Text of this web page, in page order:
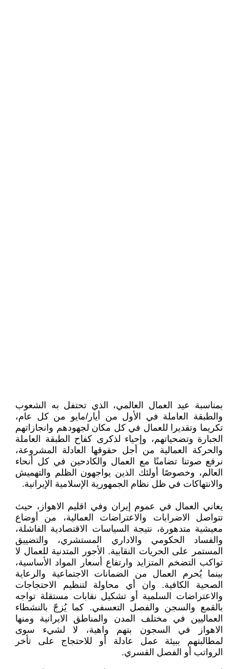
بمناسبة عيد العمال العالمي، الذي تحتفل به الشعوب
والطبقة العاملة في الأول من أيار/مايو من كل عام،
تكريما وتقديرا للعمال في كل مكان لجهودهم وانجازاتهم
الجبارة وتضحياتهم، وإحياء لذكرى كفاح الطبقة العاملة
والحركة العمالية من أجل حقوقها العادلة المشروعة،
نرفع صوتنا تضامنًا مع العمال والكادحين في كل أنحاء
العالم، وخصوصًا أولئك الذين يواجهون الظلم والتهميش
والانتهاكات في ظل نظام الجمهورية الإسلامية الإيرانية.
يعاني العمال في عموم إيران وفي اقليم الاهواز، حيث
تتواصل الاضرابات والاعتراضات العمالية، من أوضاع
معيشية متدهورة، نتيجة السياسات الاقتصادية الفاشلة،
والفساد الحكومي والاداري المستشري، والتضييق
المستمر على الحريات النقابية. الأجور المتدنية للعمال لا
تواكب التضخم المتزايد وارتفاع أسعار المواد الأساسية،
بينما يُحرم العمال من الضمانات الاجتماعية والرعاية
الصحية الكافية. وان أي محاولة لتنظيم الاحتجاجات
والاعتراضات السلمية أو تشكيل نقابات مستقلة تواجه
بالقمع والسجن والفصل التعسفي. كما يُزجّ بالنشطاء
العماليين في مختلف المدن والمناطق الايرانية ومنها
الاهواز في السجون بتهم واهية، لا لشيء سوى
لمطالبتهم ببيئة عمل عادلة أو للاحتجاج على تأخر
الرواتب أو الفصل القسري.